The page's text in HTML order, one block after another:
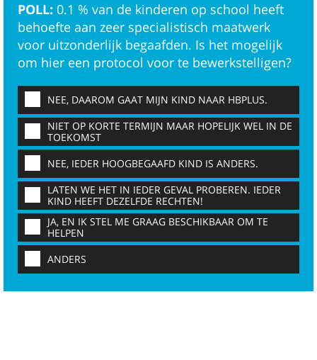
POLL: 0.1 % van de kinderen op school heeft
behoefte aan zeer specialistisch maatwerk
voor uitzonderlijk begaafden. Is het mogelijk
om hier een protocol voor te bewerkstelligen?
NEE, DAAROM GAAT MIJN KIND NAAR HBPLUS.
NIET OP KORTE TERMIJN MAAR HOPELIJK WEL IN DE
TOEKOMST
NEE, IEDER HOOGBEGAAFD KIND IS ANDERS.
LATEN WE HET IN IEDER GEVAL PROBEREN. IEDER
KIND HEEFT DEZELFDE RECHTEN!
JA, EN IK STEL ME GRAAG BESCHIKBAAR OM TE
HELPEN
ANDERS